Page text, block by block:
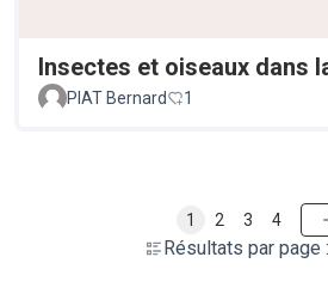
Insectes et oiseaux dans
PIAT Bernard
1
Résultats par page
1 2 3 4